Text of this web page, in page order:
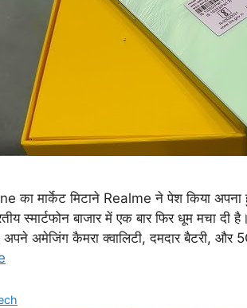
का मार्केट मिटाने Realme ने पेश किया
स्मार्टफोन बाजार में एक बार फिर धूम मचा
अपने अमेजिंग कैमरा क्वालिटी, दमदार बैटरी,